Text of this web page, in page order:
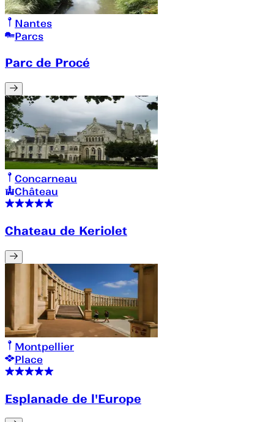
Nantes
Parcs
Parc de Procé
Concarneau
Château
Chateau de Keriolet
Montpellier
Place
Esplanade de l'Europe